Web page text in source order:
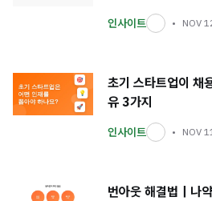
인사이트 NOV
초기 스타트업이 채
유 3가지
인사이트 NOV
번아웃 해결법｜나